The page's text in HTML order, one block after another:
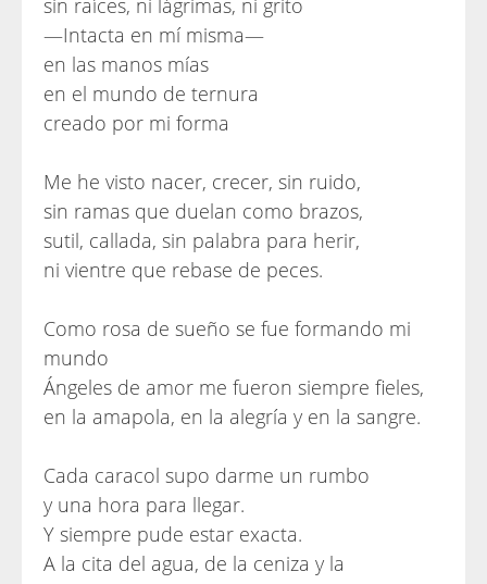
sin raíces, ni lágrimas, ni grito
—Intacta en mí misma—
en las manos mías
en el mundo de ternura
creado por mi forma
Me he visto nacer, crecer, sin ruido,
sin ramas que duelan como brazos,
sutil, callada, sin palabra para herir,
ni vientre que rebase de peces.
Como rosa de sueño se fue formando mi
mundo
Ángeles de amor me fueron siempre fieles,
en la amapola, en la alegría y en la sangre.
Cada caracol supo darme un rumbo
y una hora para llegar.
Y siempre pude estar exacta.
A la cita del agua, de la ceniza y la